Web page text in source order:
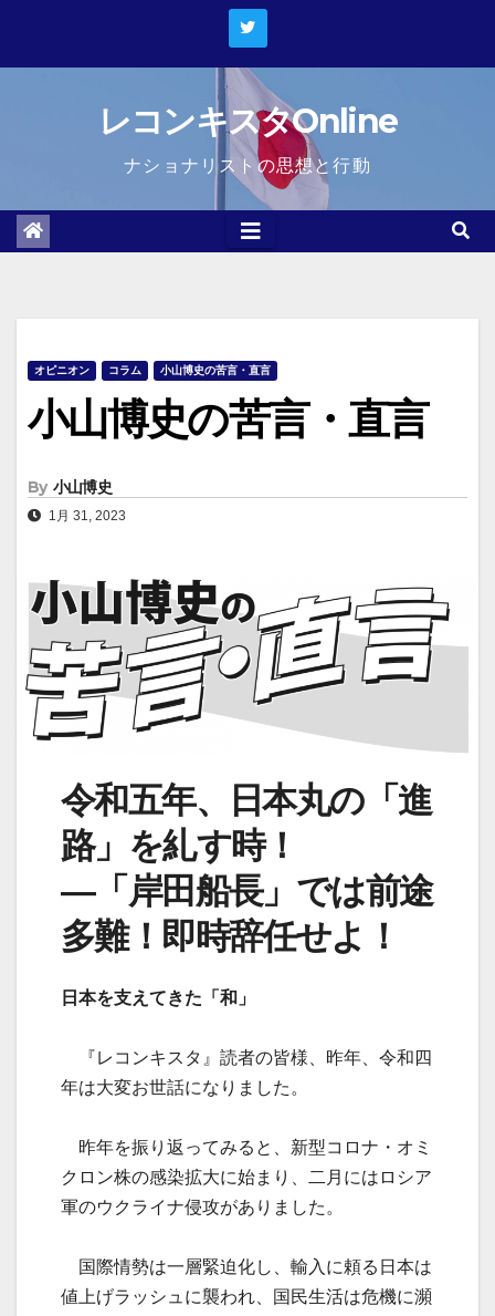
レコンキスタOnline
ナショナリストの思想と行動
オピニオン コラム 小山博史の苦言・直言
小山博史の苦言・直言
By 小山博史
1月 31, 2023
令和五年、日本丸の「進
路」を糺す時！
―「岸田船長」では前途
多難！即時辞任せよ！
日本を支えてきた「和」
『レコンキスタ』読者の皆様、昨年、令和四
年は大変お世話になりました。
昨年を振り返ってみると、新型コロナ・オミ
クロン株の感染拡大に始まり、二月にはロシア
軍のウクライナ侵攻がありました。
国際情勢は一層緊迫化し、輸入に頼る日本は
値上げラッシュに襲われ、国民生活は危機に瀕